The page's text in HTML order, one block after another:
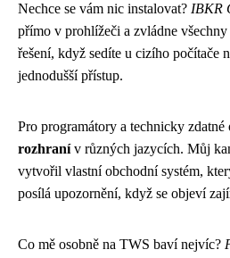
Nechce se vám nic instalovat? IBKR
přímo v prohlížeči a zvládne
řešení, když sedíte u cizího počítače
jednodušší přístup.
Pro programátory a technicky
rozhranív různých jazycích. Můj
vytvořil vlastní obchodní systém,
posílá upozornění, když se objeví
Co mě osobně na TWS baví nejvíc?